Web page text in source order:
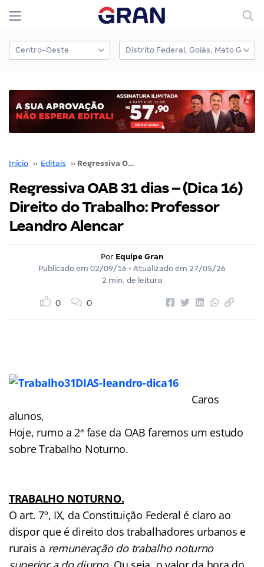
Início ›› Editais ›› Regressiva OAB 31 dias – (Dica 16) Direito do Trabalho: Professor Leandro Alencar
Regressiva OAB 31 dias – (Dica 16)
Direito do Trabalho: Professor
Leandro Alencar
Por Equipe Gran
Publicado em 02/09/16 • Atualizado em 27/05/26
2 min. de leitura
0 0
Caros
alunos,
Hoje, rumo a 2ª fase da OAB faremos um estudo
sobre Trabalho Noturno.
TRABALHO NOTURNO.
O art. 7º, IX, da Constituição Federal é claro ao
dispor que é direito dos trabalhadores urbanos e
rurais a remuneração do trabalho noturno